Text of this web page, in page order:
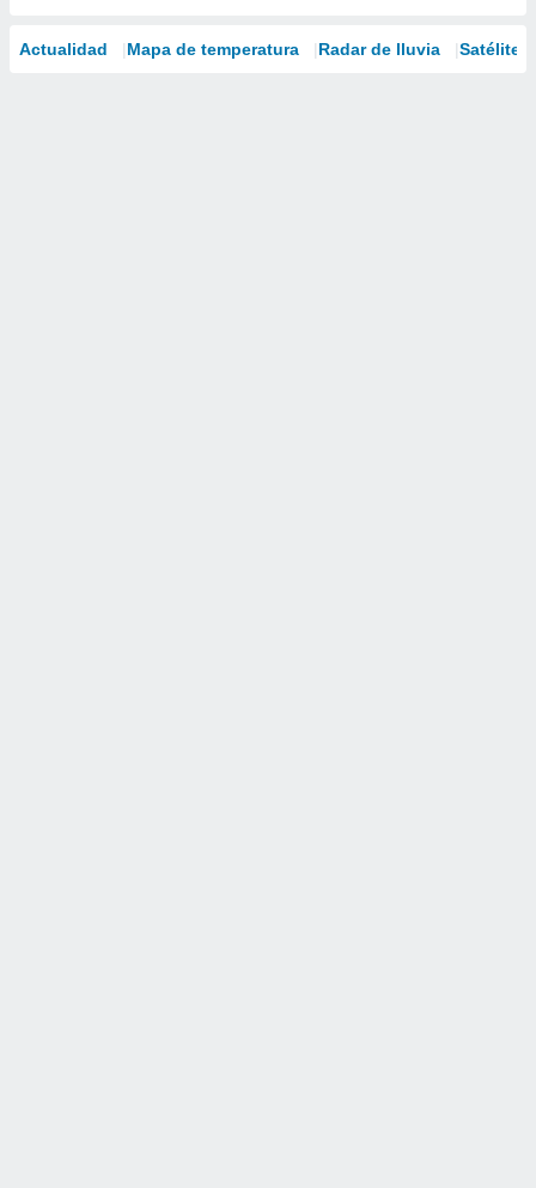
Actualidad Mapa de temperatura Radar de lluvia Satélites